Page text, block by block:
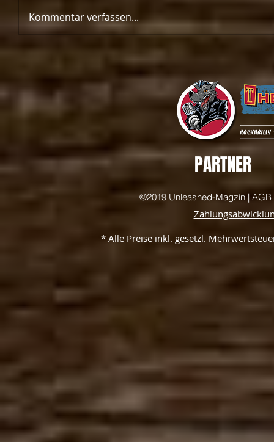
Kommentar verfassen...
PARTNER
©2019 Unleashed-Magzin | AGB
* Alle Preise inkl. gesetzl.